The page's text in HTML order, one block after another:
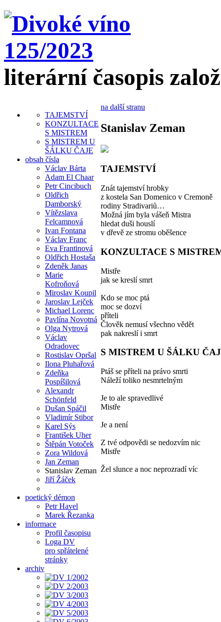
literární časopis
TAJEMSTVÍ
KONZULTACE
S MISTREM
S MISTREM U
ŠÁLKU ČAJE
obsah čísla
Václav Bárta
Adam El Chaar
Petr Cincibuch
Oldřich
Damborský
Vítězslava
Felcamnová
Ivan Fontana
Václav Franc
Eva Frantinová
Oldřich Hostaša
Zdeněk Janas
Marie
Kofroňová
Miroslav Koupil
Jaroslav Lejček
Michael Lorenc
Pavlína Novotná
Olga Nytrová
Václav
Odradovec
Rostislav Opršal
Ilona Pluhařová
Zdeňka
Pospíšilová
Alexandr
Schönfeld
Dušan Spáčil
Vladimír Stibor
Karel Sýs
František Uher
Štěpán Votoček
Zora Wildová
Jan Zeman
Stanislav Zeman
Jiří Žáček
poetický démon
Petr Havel
Marek Řezanka
informace
Profil časopisu
Loga DV
pro spřátelené
stránky
archiv
na další stranu
Stanislav Zeman
TAJEMSTVÍ
Znát tajemství hrobky
z kostela San Domenico v Cremoně
rodiny Stradivariů…
Možná jím byla vášeň Mistra
hledat duši houslí
v dřevě ze stromu oběšence
KONZULTACE S
Mistře
jak se kreslí smrt
Kdo se moc ptá
moc se dozví
příteli
Člověk nemusí všechno vědět
pak nakreslí i smrt
S MISTREM U ŠÁLKU
Ptáš se příteli na právo smrti
Náleží toliko nesmrtelným
Je to ale spravedlivé
Mistře
Je a není
Z tvé odpovědi se nedozvím nic
Mistře
Žel slunce a noc neprozradí víc